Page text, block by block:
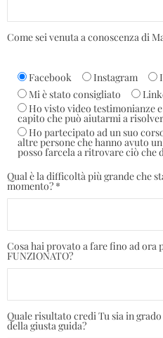
Come sei venuta a conoscenza di
Facebook Instagram
Mi è stato consigliato
Ho visto video testimonianze
capito che può aiutarmi a
Ho partecipato ad un suo
altre persone che hanno avuto
posso farcela a ritrovare ciò che
Qual è la difficoltà più grande che
momento? *
Cosa hai provato a fare fino ad ora
FUNZIONATO?
Quale risultato credi Tu sia in
della giusta guida?